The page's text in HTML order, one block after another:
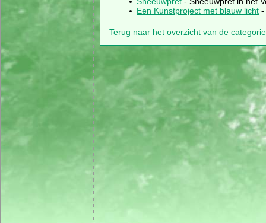
Een Kunstproject met blauw licht -
Terug naar het overzicht van de